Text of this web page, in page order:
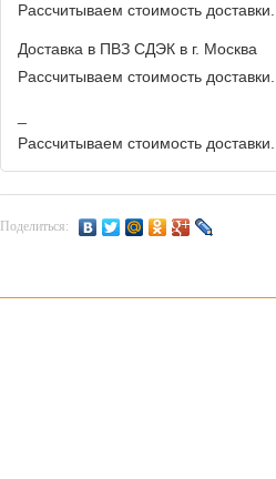
Рассчитываем стоимость доставки...
Доставка в ПВЗ СДЭК в г. Москва
Рассчитываем стоимость доставки...
Рассчитываем стоимость доставки...
Поделиться: